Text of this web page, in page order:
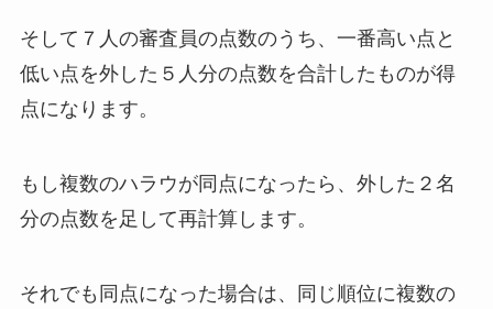
そして７人の審査員の点数のうち、一番高い点と
低い点を外した５人分の点数を合計したものが得
点になります。
もし複数のハラウが同点になったら、外した２名
分の点数を足して再計算します。
それでも同点になった場合は、同じ順位に複数の